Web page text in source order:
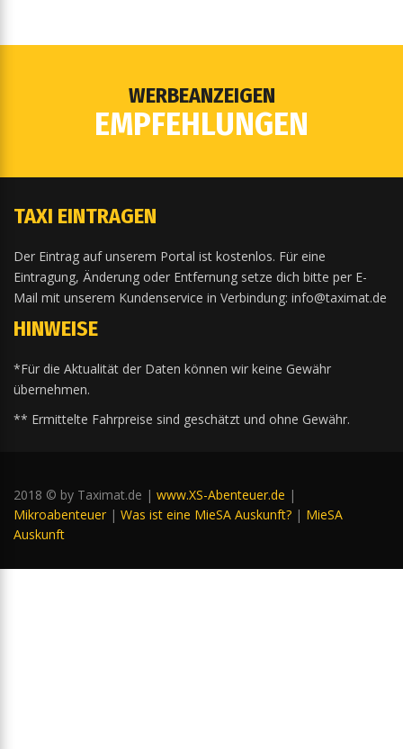
WERBEANZEIGEN
EMPFEHLUNGEN
TAXI EINTRAGEN
Der Eintrag auf unserem Portal ist kostenlos. Für eine
Eintragung, Änderung oder Entfernung setze dich bitte per E-
Mail mit unserem Kundenservice in Verbindung: info@taximat.de
HINWEISE
*Für die Aktualität der Daten können wir keine Gewähr
übernehmen.
** Ermittelte Fahrpreise sind geschätzt und ohne Gewähr.
2018 © by Taximat.de | www.XS-Abenteuer.de |
Mikroabenteuer | Was ist eine MieSA Auskunft? | MieSA
Auskunft